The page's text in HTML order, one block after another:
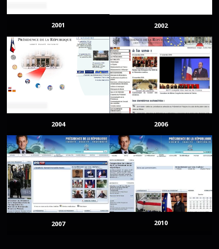
2001 2002
2004 2006
2007 2010